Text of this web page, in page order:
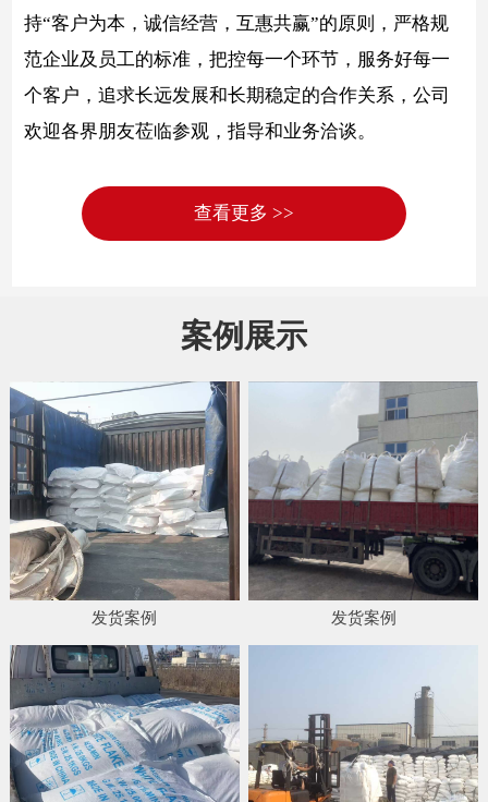
持“客户为本，诚信经营，互惠共赢”的原则，严格规
范企业及员工的标准，把控每一个环节，服务好每一
个客户，追求长远发展和长期稳定的合作关系，公司
欢迎各界朋友莅临参观，指导和业务洽谈。
查看更多 >>
案例展示
发货案例 发货案例